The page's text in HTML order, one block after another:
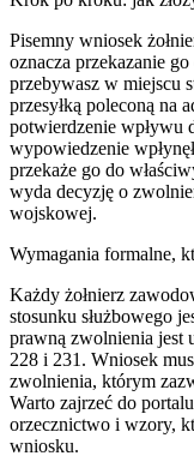
Pisemny wniosek
oznacza przekazanie
przebywasz w miejscu
przesyłką poleconą na
potwierdzenie wpływu
wypowiedzenie
przekaże go do
wyda decyzję o
wojskowej.
Wymagania formalne,
Każdy żołnierz
stosunku służbowego
prawną zwolnienia jest
228 i 231. Wniosek
zwolnienia, którym
Warto zajrzeć do
orzecznictwo i wzory,
wniosku.